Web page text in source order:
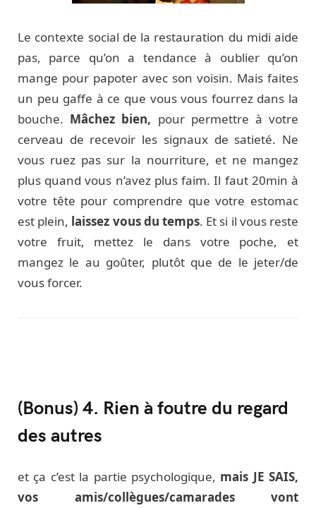
Le contexte social de la restauration du midi aide
pas, parce qu’on a tendance à oublier qu’on
mange pour papoter avec son voisin. Mais faites
un peu gaffe à ce que vous vous fourrez dans la
bouche. Mâchez bien, pour permettre à votre
cerveau de recevoir les signaux de satieté. Ne
vous ruez pas sur la nourriture, et ne mangez
plus quand vous n’avez plus faim. Il faut 20min à
votre tête pour comprendre que votre estomac
est plein, laissez vous du temps. Et si il vous reste
votre fruit, mettez le dans votre poche, et
mangez le au goûter, plutôt que de le jeter/de
vous forcer.
(Bonus) 4. Rien à foutre du regard
des autres
et ça c’est la partie psychologique, mais JE SAIS,
vos amis/collègues/camarades vont